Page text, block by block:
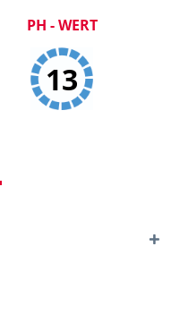
PH - WERT
13